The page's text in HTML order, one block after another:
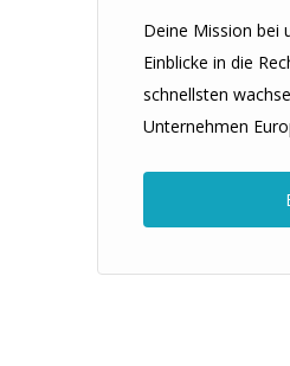
Deine Mission bei
Einblicke in die
schnellsten
Unternehmen